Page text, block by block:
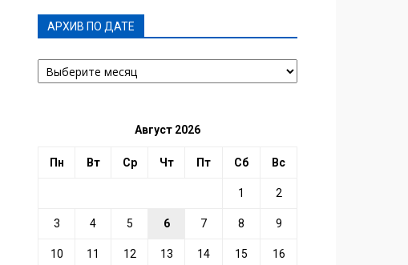
АРХИВ ПО ДАТЕ
АРХИВ
ПО
Август 2026
Пн Вт Ср Чт Пт Сб Вс
1 2
3 4 5 6 7 8 9
10 11 12 13 14 15 16